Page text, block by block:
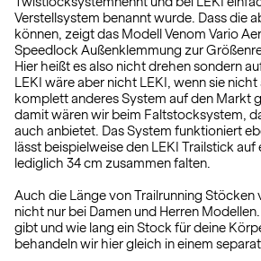
Verstellsystem benannt wurde. Dass die
können, zeigt das Modell Venom Vario
Speedlock Außenklemmung zur
Hier heißt es also nicht drehen sondern
LEKI wäre aber nicht LEKI, wenn sie
komplett anderes System auf den Markt
damit wären wir beim Faltstocksystem,
auch anbietet. Das System funktioniert
lässt beispielweise den LEKI Trailstick
lediglich 34 cm zusammen falten.
Auch die Länge von Trailrunning Stöcken
nicht nur bei Damen und Herren
gibt und wie lang ein Stock für deine
behandeln wir hier gleich in einem